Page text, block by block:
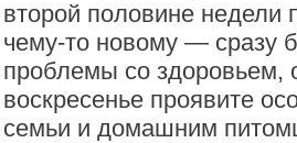
второй половине недели
чему-то новому — сразу
проблемы со здоровьем,
воскресенье проявите
семьи и домашним